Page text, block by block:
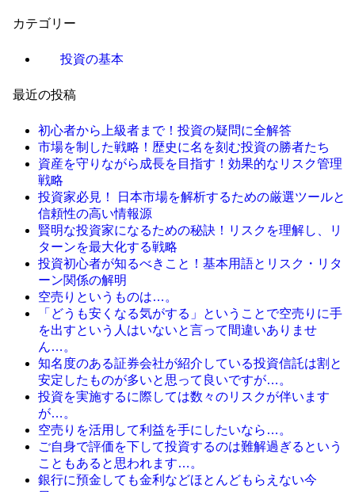
カテゴリー
投資の基本
最近の投稿
初心者から上級者まで！投資の疑問に全解答
市場を制した戦略！歴史に名を刻む投資の勝者たち
資産を守りながら成長を目指す！効果的なリスク管理
戦略
投資家必見！ 日本市場を解析するための厳選ツールと
信頼性の高い情報源
賢明な投資家になるための秘訣！リスクを理解し、リ
ターンを最大化する戦略
投資初心者が知るべきこと！基本用語とリスク・リタ
ーン関係の解明
空売りというものは…。
「どうも安くなる気がする」ということで空売りに手
を出すという人はいないと言って間違いありませ
ん…。
知名度のある証券会社が紹介している投資信託は割と
安定したものが多いと思って良いですが…。
投資を実施するに際しては数々のリスクが伴います
が…。
空売りを活用して利益を手にしたいなら…。
ご自身で評価を下して投資するのは難解過ぎるという
こともあると思われます…。
銀行に預金しても金利などほとんどもらえない今